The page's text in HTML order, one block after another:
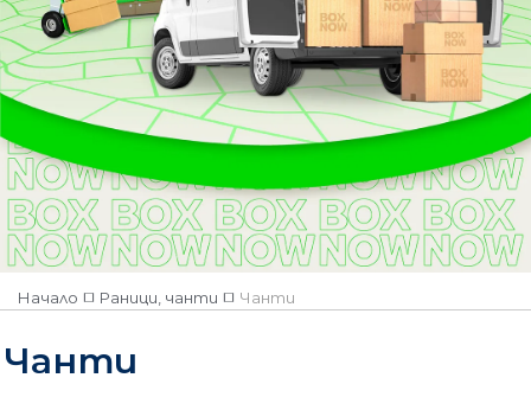
Sizes (cm):
Material:
Model:
Начало Раници, чанти Чанти
Чанти